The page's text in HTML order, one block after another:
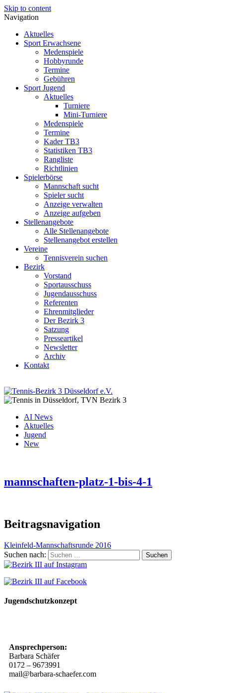
Skip to content
Navigation
Aktuelles
Sport Erwachsene
Medenspiele
Hobbyrunde
Termine
Gebühren
Sport Jugend
Aktuelles
Turniere
Mini-Turniere
Medenspiele
Termine
Kader TB3
Statistiken TB3
Rangliste
Richtlinien
Spielerbörse
Mannschaft sucht
Spieler sucht
Anzeige verwalten
Anzeige aufgeben
Stellenangebote
Alle Stellenangebote
Stellenangebot erstellen
Vereine
Tennisverein suchen
Bezirk
Vorstand
Sportausschuss
Jugendausschuss
Referenten
Ehrenmitglieder
Der Bezirk 3
Satzung
Presseartikel
Newsletter
Archiv
Kontakt
AI News
Aktuelles
Jugend
New
mannschaften-platz-1-bis-4-1
Beitragsnavigation
Kleinfeld-Mannschaftsrunde 2016
Suchen nach:
Jugendschutzkonzept
Ansprechperson:
Barbara Schäfer
0172 – 9673991
mail@barbara-schaefer.com